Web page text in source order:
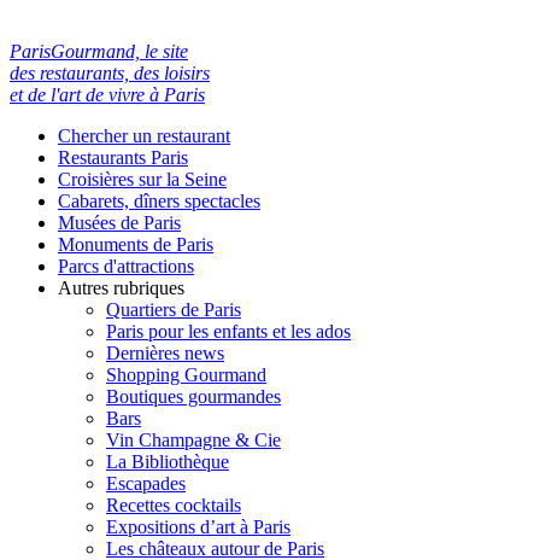
ParisGourmand, le site
des restaurants, des loisirs
et de l'art de vivre à Paris
Chercher un restaurant
Restaurants Paris
Croisières sur la Seine
Cabarets, dîners spectacles
Musées de Paris
Monuments de Paris
Parcs d'attractions
Autres rubriques
Quartiers de Paris
Paris pour les enfants et les ados
Dernières news
Shopping Gourmand
Boutiques gourmandes
Bars
Vin Champagne & Cie
La Bibliothèque
Escapades
Recettes cocktails
Expositions d’art à Paris
Les châteaux autour de Paris